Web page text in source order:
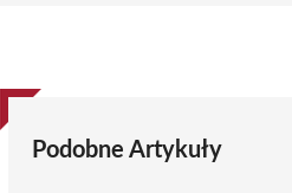
Podobne Artykuły